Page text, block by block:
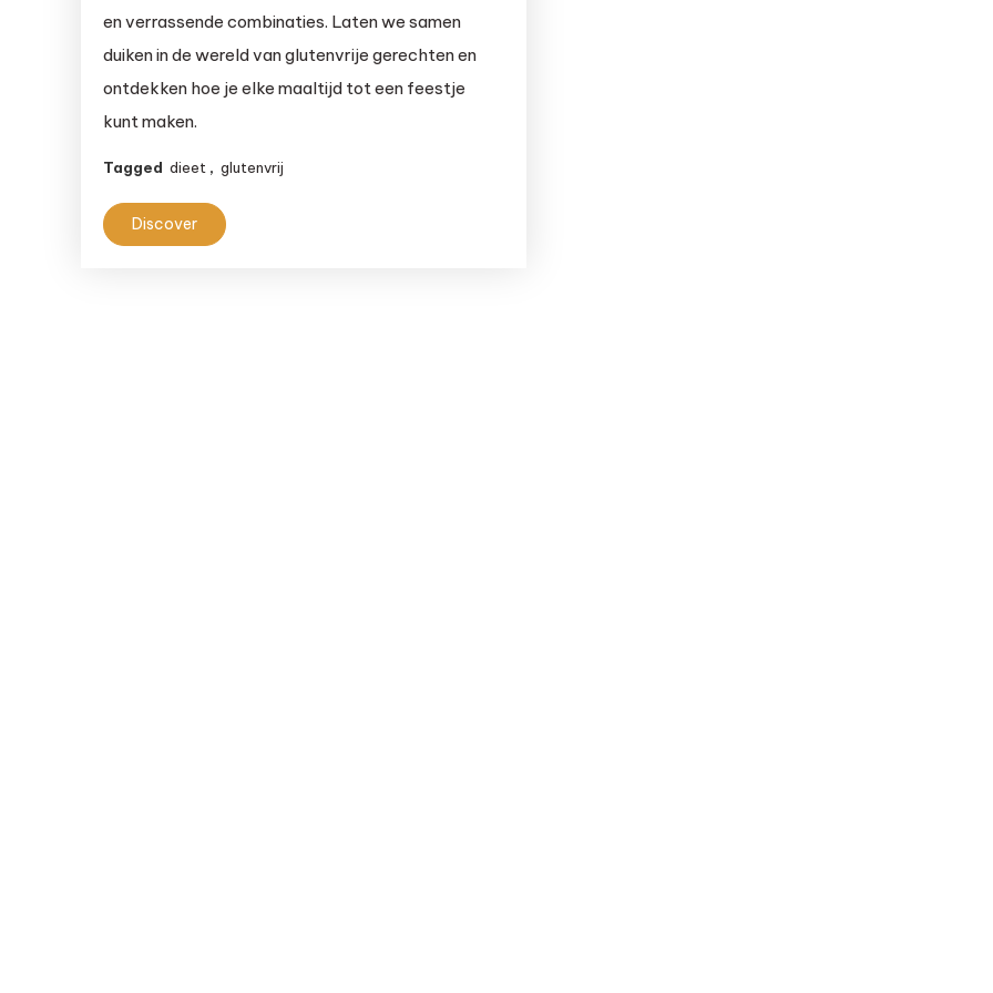
ontdek
nieuwe
smaken
en verrassende combinaties. Laten we samen
duiken in de wereld van glutenvrije gerechten en
ontdekken hoe je elke maaltijd tot een feestje
kunt maken.
Tagged dieet , glutenvrij
Discover